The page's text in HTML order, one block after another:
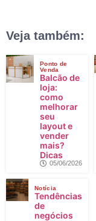
Veja também:
Ponto de
Venda
Balcão de
loja:
como
melhorar
seu
layout e
vender
mais?
Dicas
05/06/2026
Notícia
Tendências
de
negócios